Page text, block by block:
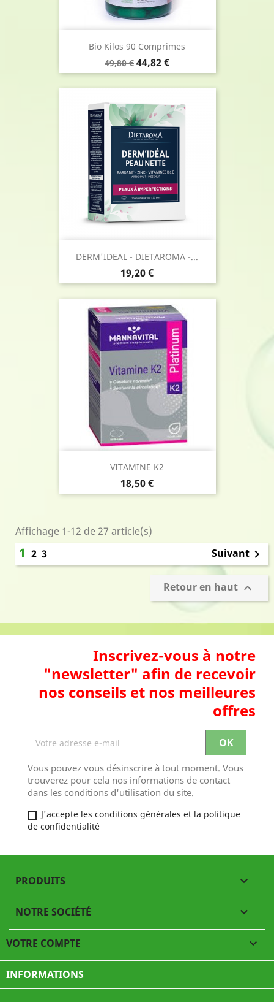
Bio Kilos 90 Comprimes
Prix
de
base
49,80 € Prix
44,82 €
DERM'IDEAL - DIETAROMA -...
Prix
19,20 €
VITAMINE K2
Prix
18,50 €
Affichage 1-12 de 27 article(s)
1 2 3 Suivant 
Retour en haut 
Inscrivez-vous à notre
"newsletter" afin de recevoir
nos conseils et nos meilleures
offres
Vous pouvez vous désinscrire à tout moment. Vous
trouverez pour cela nos informations de contact
dans les conditions d'utilisation du site.
J'accepte les conditions générales et la politique
de confidentialité
PRODUITS 
NOTRE SOCIÉTÉ 
VOTRE COMPTE 
INFORMATIONS